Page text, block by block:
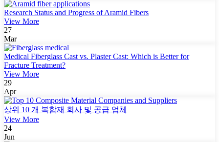
Research Status and Progress of Aramid Fibers
View More
27
Mar
Medical Fiberglass Cast vs. Plaster Cast: Which is Better for
Fracture Treatment?
View More
29
Apr
상위 10 개 복합재 회사 및 공급 업체
View More
24
Jun